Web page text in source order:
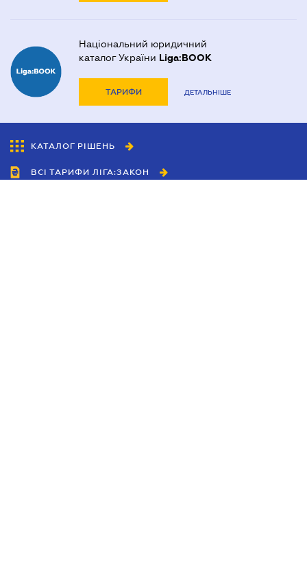
Національний юридичний
каталог України Liga:BOOK
ТАРИФИ ДЕТАЛЬНІШЕ
КАТАЛОГ РІШЕНЬ
ВСІ ТАРИФИ ЛІГА:ЗАКОН